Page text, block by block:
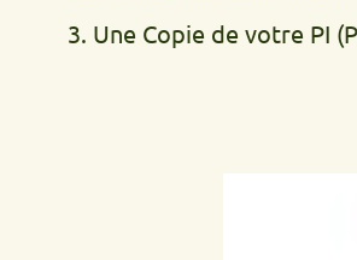
3. Une Copie de votre PI (Pièce